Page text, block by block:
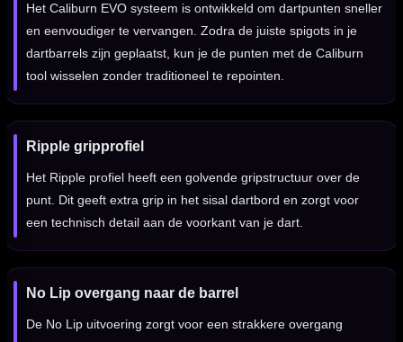
Het Caliburn EVO systeem is ontwikkeld om dartpunten sneller
en eenvoudiger te vervangen. Zodra de juiste spigots in je
dartbarrels zijn geplaatst, kun je de punten met de Caliburn
tool wisselen zonder traditioneel te repointen.
Ripple gripprofiel
Het Ripple profiel heeft een golvende gripstructuur over de
punt. Dit geeft extra grip in het sisal dartbord en zorgt voor
een technisch detail aan de voorkant van je dart.
No Lip overgang naar de barrel
De No Lip uitvoering zorgt voor een strakkere overgang